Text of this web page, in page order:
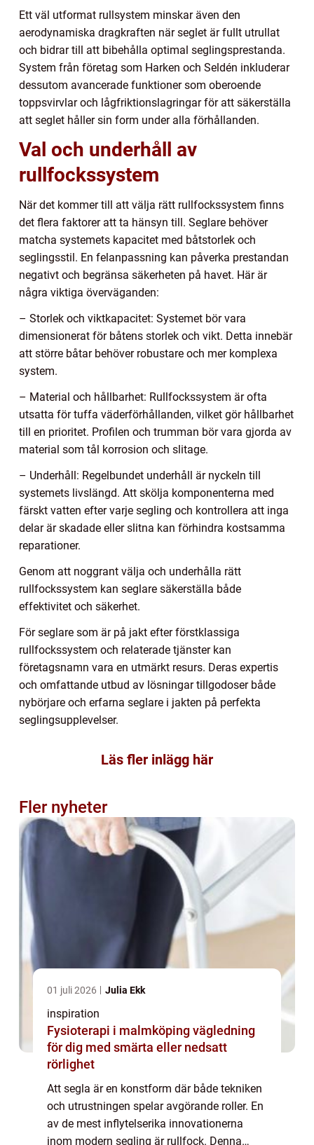
Ett väl utformat rullsystem minskar även den
aerodynamiska dragkraften när seglet är fullt utrullat
och bidrar till att bibehålla optimal seglingsprestanda.
System från företag som Harken och Seldén inkluderar
dessutom avancerade funktioner som oberoende
toppsvirvlar och lågfriktionslagringar för att säkerställa
att seglet håller sin form under alla förhållanden.
Val och underhåll av
rullfockssystem
När det kommer till att välja rätt rullfockssystem finns
det flera faktorer att ta hänsyn till. Seglare behöver
matcha systemets kapacitet med båtstorlek och
seglingsstil. En felanpassning kan påverka prestandan
negativt och begränsa säkerheten på havet. Här är
några viktiga överväganden:
– Storlek och viktkapacitet: Systemet bör vara
dimensionerat för båtens storlek och vikt. Detta innebär
att större båtar behöver robustare och mer komplexa
system.
– Material och hållbarhet: Rullfockssystem är ofta
utsatta för tuffa väderförhållanden, vilket gör hållbarhet
till en prioritet. Profilen och trumman bör vara gjorda av
material som tål korrosion och slitage.
– Underhåll: Regelbundet underhåll är nyckeln till
systemets livslängd. Att skölja komponenterna med
färskt vatten efter varje segling och kontrollera att inga
delar är skadade eller slitna kan förhindra kostsamma
reparationer.
Genom att noggrant välja och underhålla rätt
rullfockssystem kan seglare säkerställa både
effektivitet och säkerhet.
För seglare som är på jakt efter förstklassiga
rullfockssystem och relaterade tjänster kan
företagsnamn vara en utmärkt resurs. Deras expertis
och omfattande utbud av lösningar tillgodoser både
nybörjare och erfarna seglare i jakten på perfekta
seglingsupplevelser.
Läs fler inlägg här
Fler nyheter
01 juli 2026 Julia Ekk
inspiration
Fysioterapi i malmköping vägledning
för dig med smärta eller nedsatt
rörlighet
Att segla är en konstform där både tekniken
och utrustningen spelar avgörande roller. En
av de mest inflytelserika innovationerna
inom modern segling är rullfock. Denna